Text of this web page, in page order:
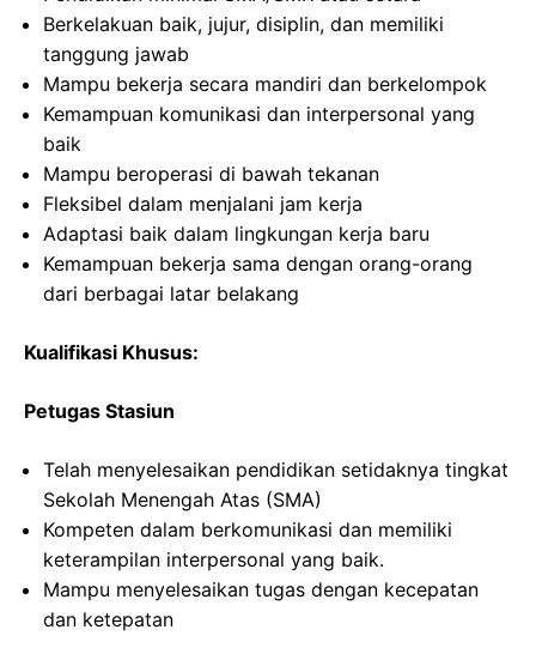
Berkelakuan baik, jujur, disiplin, dan memiliki
tanggung jawab
Mampu bekerja secara mandiri dan berkelompok
Kemampuan komunikasi dan interpersonal yang
baik
Mampu beroperasi di bawah tekanan
Fleksibel dalam menjalani jam kerja
Adaptasi baik dalam lingkungan kerja baru
Kemampuan bekerja sama dengan orang-orang
dari berbagai latar belakang
Kualifikasi Khusus:
Petugas Stasiun
Telah menyelesaikan pendidikan setidaknya tingkat
Sekolah Menengah Atas (SMA)
Kompeten dalam berkomunikasi dan memiliki
keterampilan interpersonal yang baik.
Mampu menyelesaikan tugas dengan kecepatan
dan ketepatan